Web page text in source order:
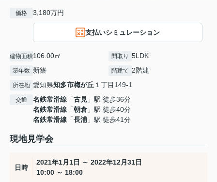
価格 3,180万円
支払いシミュレーション
建物面積106.00㎡ 間取り 5LDK
築年数 新築 階建て 2階建
所在地 愛知県知多市梅が丘 １丁目149-1
交通 名鉄常滑線 「古見 」駅 徒歩36分
名鉄常滑線 「朝倉 」駅 徒歩40分
名鉄常滑線 「長浦 」駅 徒歩41分
現地見学会
日時
2021年1月1日 ～ 2022年12月31日
10:00 ～ 18:00